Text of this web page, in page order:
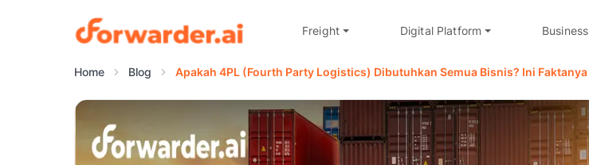
Forwarder
Freight Digital Platform Business
Home Blog Apakah 4PL (Fourth Party Logistics) Dibutuhkan Semua Bisnis? Ini Faktanya